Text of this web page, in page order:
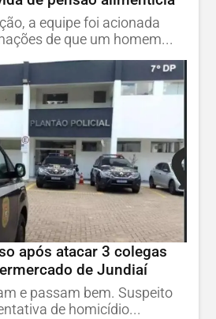
a equipe foi acionada
de que um homem...
após atacar 3 colegas
de Jundiaí
e passam bem. Suspeito
de homicídio...